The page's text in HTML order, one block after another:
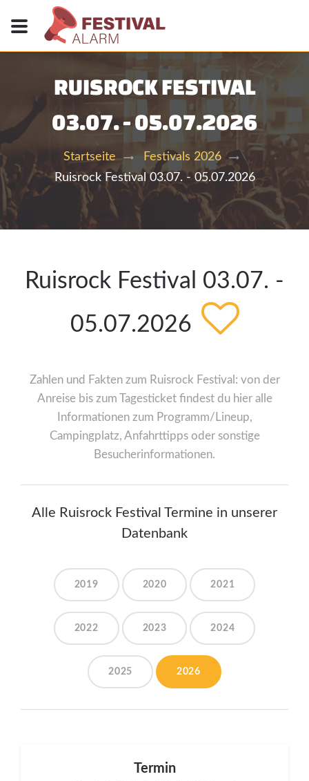
RUISROCK FESTIVAL
03.07. - 05.07.2026
Startseite
Festivals 2026
Ruisrock Festival 03.07. - 05.07.2026
Ruisrock Festival 03.07. -
05.07.2026
Zahlen und Fakten zum Ruisrock Festival: von der
Anreise bis zum Tagesticket findest du hier alle
Informationen zum Programm/Lineup,
Campingplatz, Anfahrttipps oder sonstige
Besucherinformationen.
Alle Ruisrock Festival Termine in unserer
Datenbank
2019 2020 2021
2022 2023 2024
2025 2026
Termin